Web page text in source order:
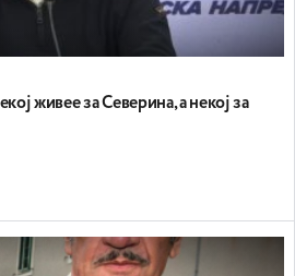
живее за Северина, а некој за